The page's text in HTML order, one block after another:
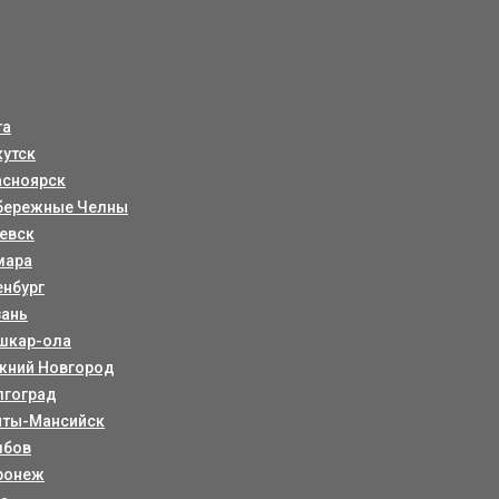
Челны
ола
Новгород
Мансийск